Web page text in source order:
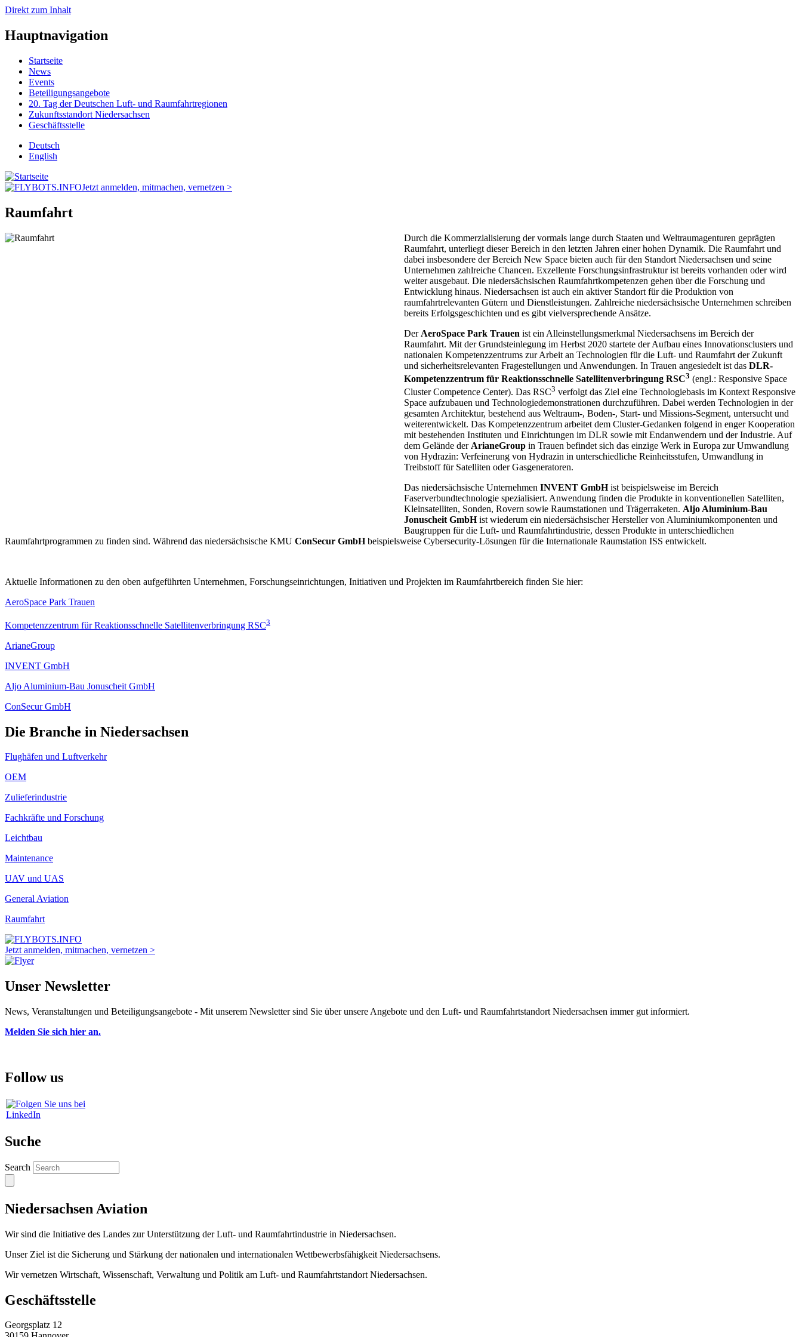
Direkt zum Inhalt
Hauptnavigation
Startseite
News
Events
Beteiligungsangebote
20. Tag der Deutschen Luft- und Raumfahrtregionen
Zukunftsstandort Niedersachsen
Geschäftsstelle
Deutsch
English
Jetzt anmelden, mitmachen, vernetzen >
Raumfahrt
Durch die Kommerzialisierung der vormals lange durch Staaten und Weltraumagenturen geprägten
Raumfahrt, unterliegt dieser Bereich in den letzten Jahren einer hohen Dynamik. Die Raumfahrt und
dabei insbesondere der Bereich New Space bieten auch für den Standort Niedersachsen und seine
Unternehmen zahlreiche Chancen. Exzellente Forschungsinfrastruktur ist bereits vorhanden oder wird
weiter ausgebaut. Die niedersächsischen Raumfahrtkompetenzen gehen über die Forschung und
Entwicklung hinaus. Niedersachsen ist auch ein aktiver Standort für die Produktion von
raumfahrtrelevanten Gütern und Dienstleistungen. Zahlreiche niedersächsische Unternehmen schreiben
bereits Erfolgsgeschichten und es gibt vielversprechende Ansätze.
Der AeroSpace Park Trauen ist ein Alleinstellungsmerkmal Niedersachsens im Bereich der
Raumfahrt. Mit der Grundsteinlegung im Herbst 2020 startete der Aufbau eines Innovationsclusters und
nationalen Kompetenzzentrums zur Arbeit an Technologien für die Luft- und Raumfahrt der Zukunft
und sicherheitsrelevanten Fragestellungen und Anwendungen. In Trauen angesiedelt ist das DLR-
Kompetenzzentrum für Reaktionsschnelle Satellitenverbringung RSC3 (engl.: Responsive Space
Cluster Competence Center). Das RSC3 verfolgt das Ziel eine Technologiebasis im Kontext Responsive
Space aufzubauen und Technologiedemonstrationen durchzuführen. Dabei werden Technologien in der
gesamten Architektur, bestehend aus Weltraum-, Boden-, Start- und Missions-Segment, untersucht und
weiterentwickelt. Das Kompetenzzentrum arbeitet dem Cluster-Gedanken folgend in enger Kooperation
mit bestehenden Instituten und Einrichtungen im DLR sowie mit Endanwendern und der Industrie. Auf
dem Gelände der ArianeGroupin Trauen befindet sich das einzige Werk in Europa zur Umwandlung
von Hydrazin: Verfeinerung von Hydrazin in unterschiedliche Reinheitsstufen, Umwandlung in
Treibstoff für Satelliten oder Gasgeneratoren.
Das niedersächsische Unternehmen INVENT GmbHist beispielsweise im Bereich
Faserverbundtechnologie spezialisiert. Anwendung finden die Produkte in konventionellen Satelliten,
Kleinsatelliten, Sonden, Rovern sowie Raumstationen und Trägerraketen. Aljo Aluminium-Bau
Jonuscheit GmbHist wiederum ein niedersächsischer Hersteller von Aluminiumkomponenten und
Baugruppen für die Luft- und Raumfahrtindustrie, dessen Produkte in unterschiedlichen
Raumfahrtprogrammen zu finden sind. Während das niedersächsische KMU ConSecur GmbHbeispielsweise Cybersecurity-Lösungen für die Internationale Raumstation ISS entwickelt.
Aktuelle Informationen zu den oben aufgeführten Unternehmen, Forschungseinrichtungen, Initiativen und Projekten im Raumfahrtbereich finden Sie hier:
AeroSpace Park Trauen
Kompetenzzentrum für Reaktionsschnelle Satellitenverbringung RSC3
ArianeGroup
INVENT GmbH
Aljo Aluminium-Bau Jonuscheit GmbH
ConSecur GmbH
Die Branche in Niedersachsen
Flughäfen und Luftverkehr
OEM
Zulieferindustrie
Fachkräfte und Forschung
Leichtbau
Maintenance
UAV und UAS
General Aviation
Raumfahrt
Jetzt anmelden, mitmachen, vernetzen >
Unser Newsletter
News, Veranstaltungen und Beteiligungsangebote - Mit unserem Newsletter sind Sie über unsere Angebote und den Luft- und Raumfahrtstandort Niedersachsen immer gut informiert.
Melden Sie sich hier an.
Follow us
Suche
Search
Niedersachsen Aviation
Wir sind die Initiative des Landes zur Unterstützung der Luft- und Raumfahrtindustrie in Niedersachsen.
Unser Ziel ist die Sicherung und Stärkung der nationalen und internationalen Wettbewerbsfähigkeit Niedersachsens.
Wir vernetzen Wirtschaft, Wissenschaft, Verwaltung und Politik am Luft- und Raumfahrtstandort Niedersachsen.
Geschäftsstelle
Georgsplatz 12